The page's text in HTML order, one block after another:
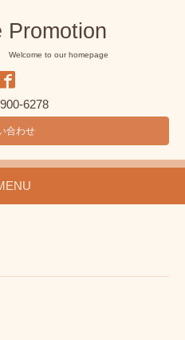
Promotion
Welcome to our homepage
6278
合わせ